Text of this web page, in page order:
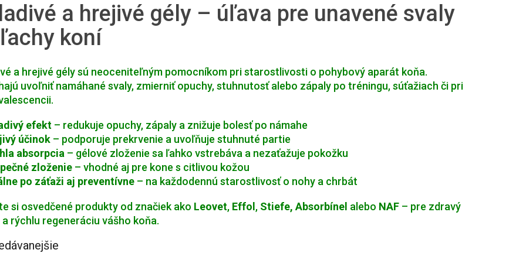
a hrejivé gély – úľava pre unavené svaly
koní
a hrejivé gély sú neoceniteľným pomocníkom pri starostlivosti o pohybový aparát koňa.
uvoľniť namáhané svaly, zmierniť opuchy, stuhnutosť alebo zápaly po tréningu, súťažiach či pri
efekt – redukuje opuchy, zápaly a znižuje bolesť po námahe
účinok – podporuje prekrvenie a uvoľňuje stuhnuté partie
absorpcia – gélové zloženie sa ľahko vstrebáva a nezaťažuje pokožku
zloženie – vhodné aj pre kone s citlivou kožou
po záťaži aj preventívne – na každodennú starostlivosť o nohy a chrbát
si osvedčené produkty od značiek ako Leovet, Effol , Stiefe, Absorbínel alebo NAF – pre zdravý
a rýchlu regeneráciu vášho koňa.